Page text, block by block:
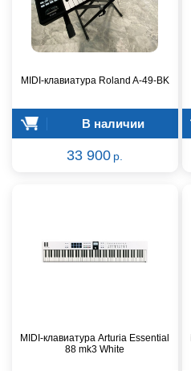
MIDI-клавиатура Roland A-49-BK
В наличии
33 900 р.
MIDI-клавиатура Arturia Essential
88 mk3 White